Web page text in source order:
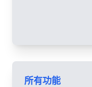
所有功能